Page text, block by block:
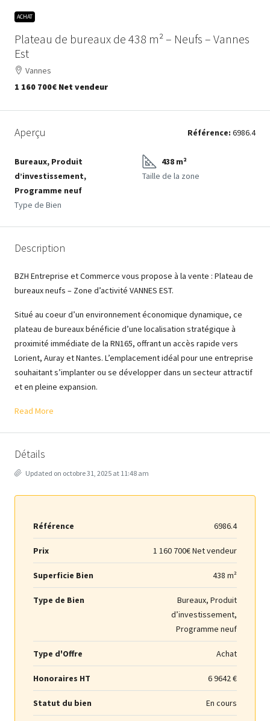
ACHAT
Plateau de bureaux de 438 m² – Neufs – Vannes
Est
Vannes
1 160 700€ Net vendeur
Aperçu Référence: 6986.4
Bureaux, Produit
d’investissement,
Programme neuf
Type de Bien
438 m²
Taille de la zone
Description
BZH Entreprise et Commerce vous propose à la vente : Plateau de
bureaux neufs – Zone d’activité VANNES EST.
Situé au coeur d’un environnement économique dynamique, ce
plateau de bureaux bénéficie d’une localisation stratégique à
proximité immédiate de la RN165, offrant un accès rapide vers
Lorient, Auray et Nantes. L’emplacement idéal pour une entreprise
souhaitant s’implanter ou se développer dans un secteur attractif
et en pleine expansion.
Read More
Détails
Updated on octobre 31, 2025 at 11:48 am
Référence 6986.4
Prix 1 160 700€ Net vendeur
Superficie Bien 438 m²
Type de Bien
Bureaux, Produit
d’investissement,
Programme neuf
Type d'Offre Achat
Honoraires HT 6 9642 €
Statut du bien En cours